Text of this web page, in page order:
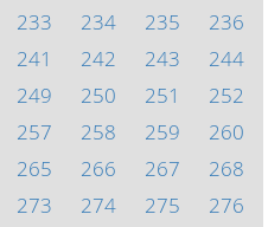
233 234 235
236
241 242 243
244
249 250 251
252
257 258 259
260
265 266 267
268
273 274 275
276